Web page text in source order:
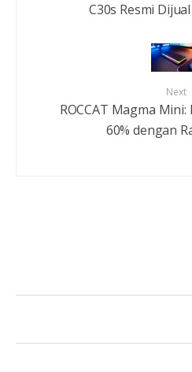
C30s Resmi
Next
ROCCAT Magma
60% dengan